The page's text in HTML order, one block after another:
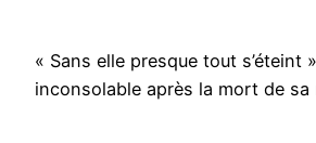
« Sans elle presque tout s’éteint
inconsolable après la mort de sa